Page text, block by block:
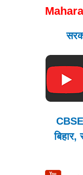
बिहार,